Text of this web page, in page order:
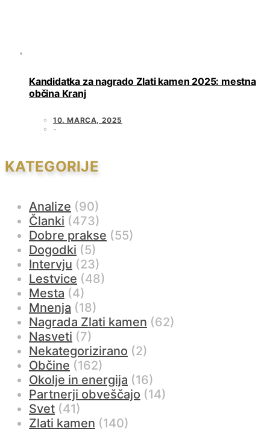
Kandidatka za nagrado Zlati kamen 2025: mestna
občina Kranj
10. MARCA, 2025
KATEGORIJE
Analize (90)
Članki (473)
Dobre prakse (55)
Dogodki (5)
Intervju (23)
Lestvice (48)
Mesta (4)
Mnenja (18)
Nagrada Zlati kamen (62)
Nasveti (7)
Nekategorizirano (2)
Občine (162)
Okolje in energija (16)
Partnerji obveščajo (14)
Svet (41)
Zlati kamen (140)